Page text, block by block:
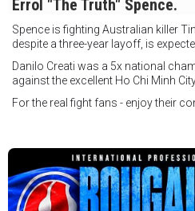
Errol "The Truth" Spence.
Spence is fighting Australian killer
despite a three-year layoff, is
Danilo Creati was a 5x national
against the excellent Ho Chi Minh
For the real fight fans - enjoy their